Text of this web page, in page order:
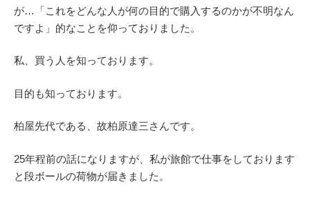
が…「これをどんな人が何の目的で購入するのかが不明なん
ですよ」的なことを仰っておりました。
私、買う人を知っております。
目的も知っております。
柏屋先代である、故柏原達三さんです。
25年程前の話になりますが、私が旅館で仕事をしております
と段ボールの荷物が届きました。